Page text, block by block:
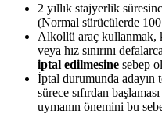
2 yıllık stajyerlik
(Normal sürücülerde 100
Alkollü araç kullanmak,
veya hız sınırını
iptal edilmesine sebep
İptal durumunda adayın
sürece sıfırdan
uymanın önemini bu